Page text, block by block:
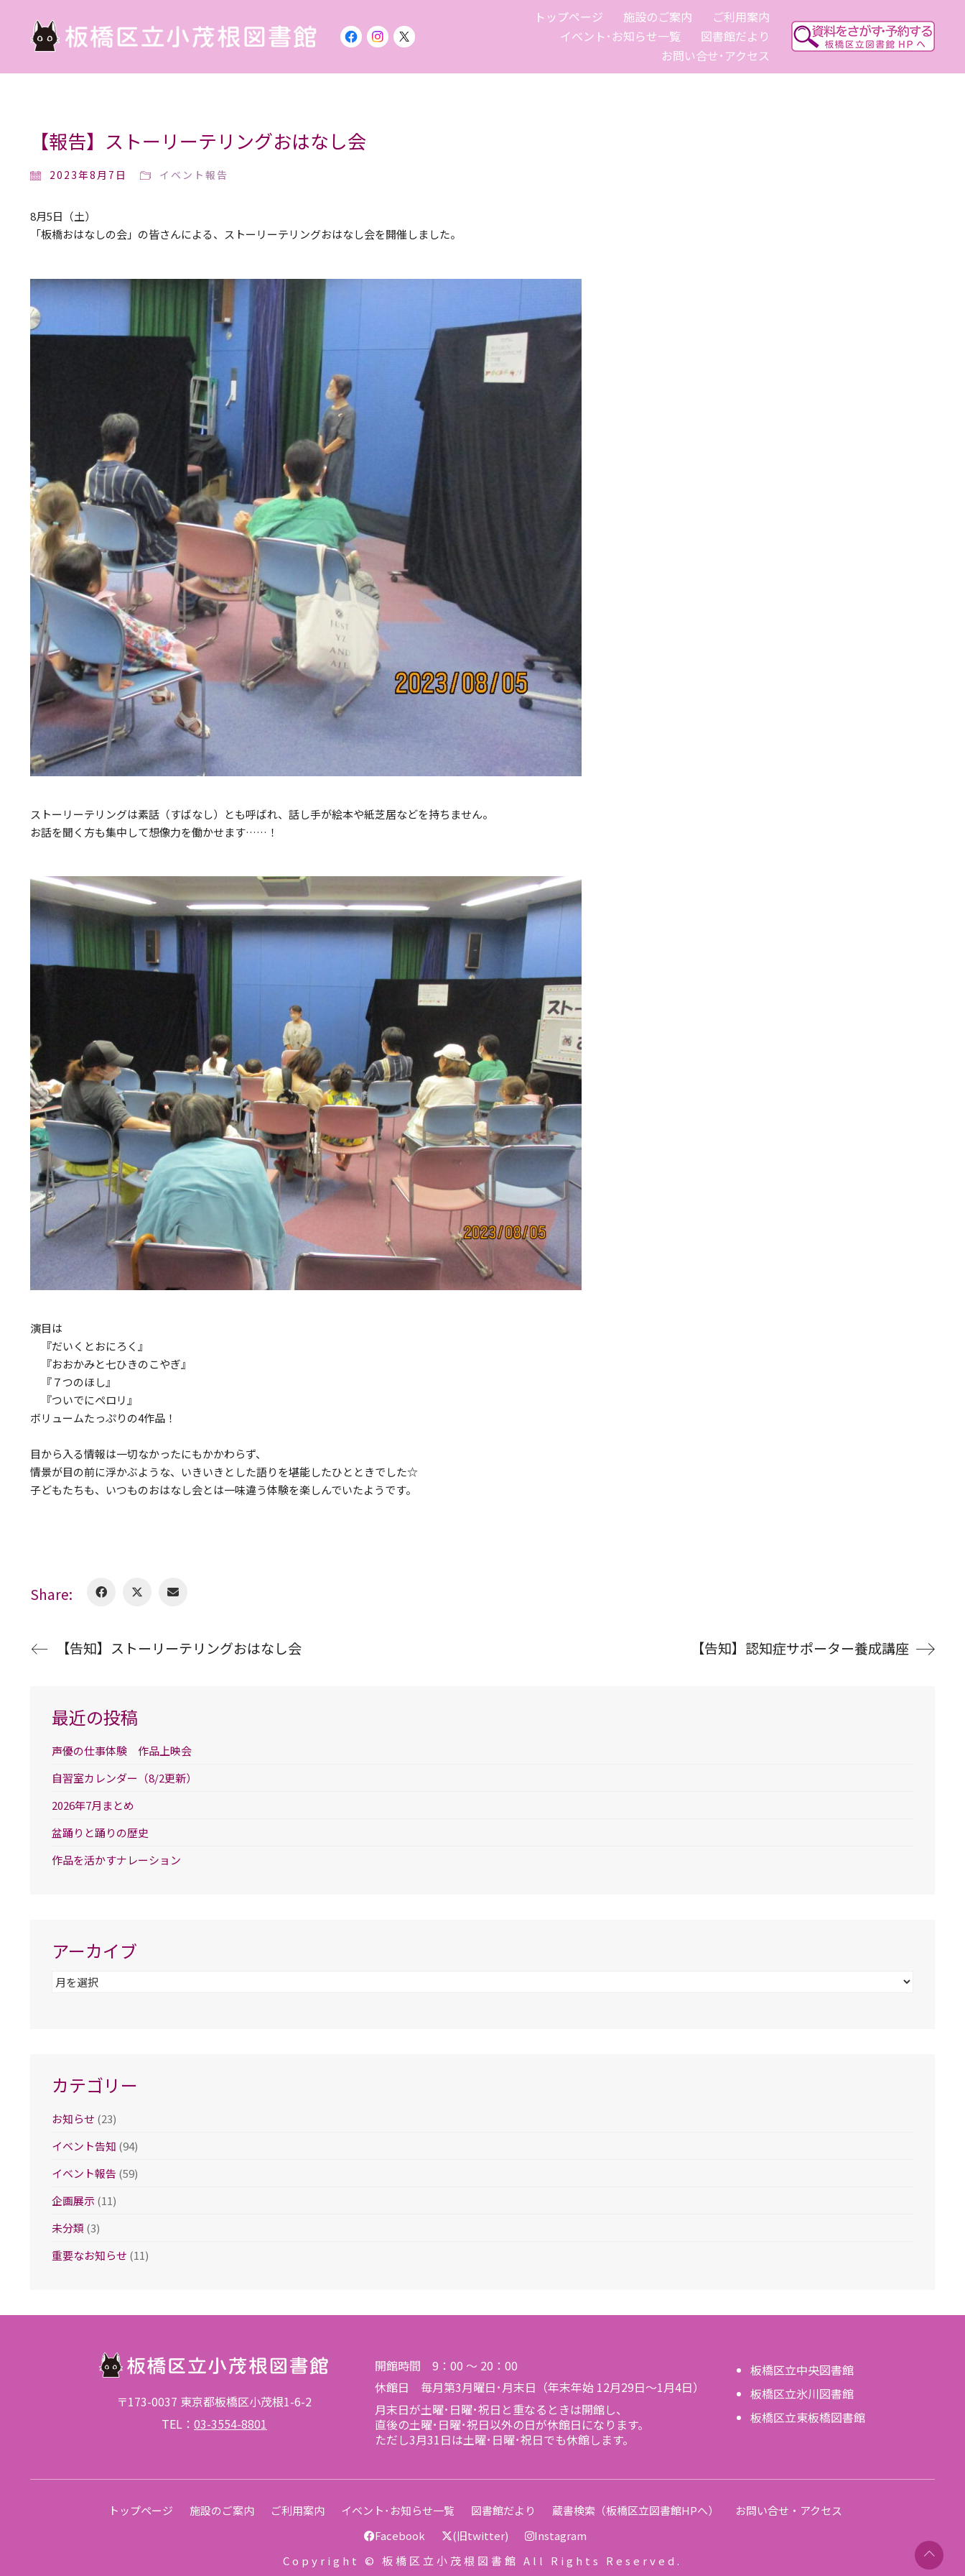
トップページ 施設のご案内
ご利用案内
イベント･お知らせ一覧
図書館だより
お問い合せ･アクセス
【報告】ストーリーテリングおはなし会
2023年8月7日 イベント報告
8月5日（土）
「板橋おはなしの会」の皆さんによる、ストーリーテリングおはなし会を開催しました。
ストーリーテリングは素話（すばなし）とも呼ばれ、話し手が絵本や紙芝居などを持ちません。
お話を聞く方も集中して想像力を働かせます……！
演目は
『だいくとおにろく』
『おおかみと七ひきのこやぎ』
『７つのほし』
『ついでにペロリ』
ボリュームたっぷりの4作品！
目から入る情報は一切なかったにもかかわらず、
情景が目の前に浮かぶような、いきいきとした語りを堪能したひとときでした☆
子どもたちも、いつものおはなし会とは一味違う体験を楽しんでいたようです。
Share:
【告知】ストーリーテリングおはなし会 【告知】認知症サポーター養成講座
最近の投稿
声優の仕事体験 作品上映会
自習室カレンダー（8/2更新）
2026年7月まとめ
盆踊りと踊りの歴史
作品を活かすナレーション
アーカイブ
ア
カテゴリー
お知らせ (23)
イベント告知 (94)
イベント報告 (59)
企画展示(11)
未分類 (3)
重要なお知らせ (11)
〒173-0037 東京都板橋区小茂根1-6-2
TEL： 03-3554-8801
開館時間 9：00 ～ 20：00
休館日 毎月第3月曜日･月末日（年末年始 12月29日～1月4日）
月末日が土曜･日曜･祝日と重なるときは開館し、
直後の土曜･日曜･祝日以外の日が休館日になります。
ただし3月31日は土曜･日曜･祝日でも休館します。
板橋区立中央図書館
板橋区立氷川図書館
板橋区立東板橋図書館
トップページ 施設のご案内 ご利用案内 イベント･お知らせ一覧 図書館だより 蔵書検索（板橋区立図書館HPへ）
お問い合せ・アクセス
Facebook
(旧twitter)
Instagram
Copyright © 板橋区立小茂根図書館 All Rights Reserved.